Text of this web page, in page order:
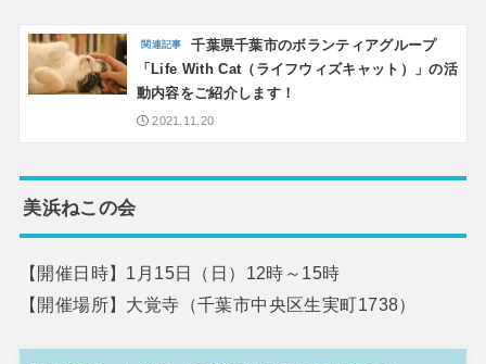
千葉県千葉市のボランティアグループ
「Life With Cat（ライフウィズキャット）」の活
動内容をご紹介します！
2021.11.20
美浜ねこの会
【開催日時】1月15日（日）12時～15時
【開催場所】大覚寺（千葉市中央区生実町1738）